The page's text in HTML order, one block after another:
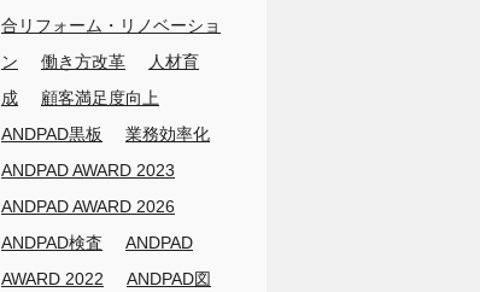
合リフォーム・リノベーショ
ン
働き方改革
人材育
成
顧客満足度向上
ANDPAD黒板
業務効率化
ANDPAD AWARD 2023
ANDPAD AWARD 2026
ANDPAD検査
ANDPAD
AWARD 2022
ANDPAD図